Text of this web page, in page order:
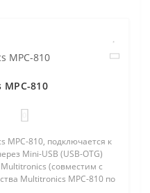
810
MPC-810, подключается к
Mini-USB (USB-OTG)
(совместим с
Multitronics MPC-810 по